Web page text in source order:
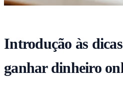
Introdução às
ganhar dinheiro